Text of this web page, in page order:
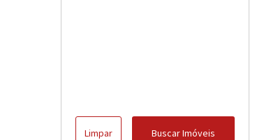
Limpar Buscar Imóveis